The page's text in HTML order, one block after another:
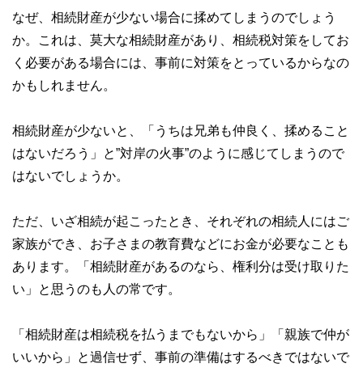
なぜ、相続財産が少ない場合に揉めてしまうのでしょう
か。これは、莫大な相続財産があり、相続税対策をしてお
く必要がある場合には、事前に対策をとっているからなの
かもしれません。
相続財産が少ないと、「うちは兄弟も仲良く、揉めること
はないだろう」と”対岸の火事”のように感じてしまうので
はないでしょうか。
ただ、いざ相続が起こったとき、それぞれの相続人にはご
家族ができ、お子さまの教育費などにお金が必要なことも
あります。「相続財産があるのなら、権利分は受け取りた
い」と思うのも人の常です。
「相続財産は相続税を払うまでもないから」「親族で仲が
いいから」と過信せず、事前の準備はするべきではないで